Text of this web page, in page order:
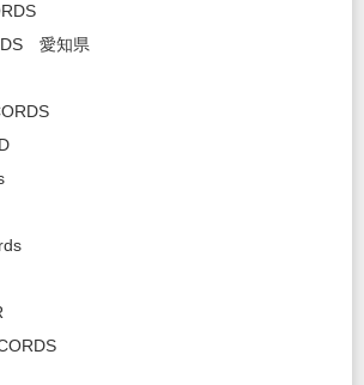
愛知県